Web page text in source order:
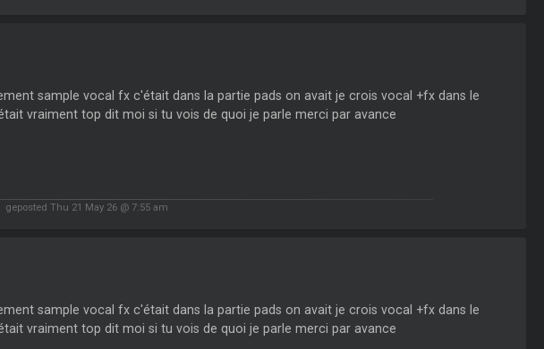
sample vocal fx c'était dans la partie pads on avait je crois vocal +fx dans le
vraiment top dit moi si tu vois de quoi je parle merci par avance
geposted Thu 21 May 26 @ 7:55 am
sample vocal fx c'était dans la partie pads on avait je crois vocal +fx dans le
vraiment top dit moi si tu vois de quoi je parle merci par avance